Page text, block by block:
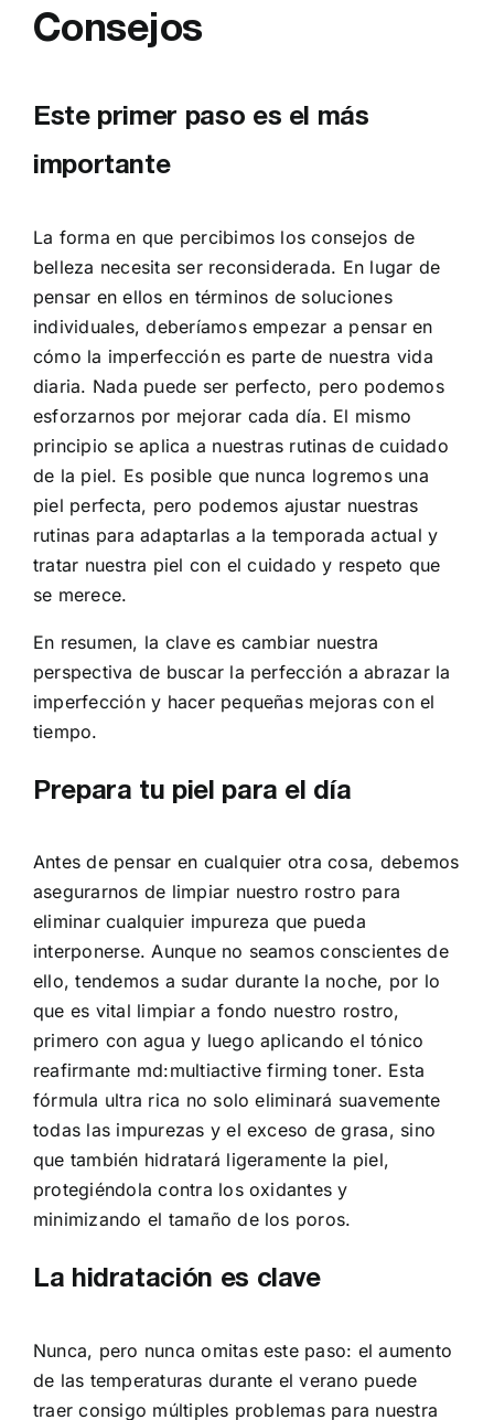
Consejos
Este primer paso es el más
importante
La forma en que percibimos los consejos de
belleza necesita ser reconsiderada. En lugar de
pensar en ellos en términos de soluciones
individuales, deberíamos empezar a pensar en
cómo la imperfección es parte de nuestra vida
diaria. Nada puede ser perfecto, pero podemos
esforzarnos por mejorar cada día. El mismo
principio se aplica a nuestras rutinas de cuidado
de la piel. Es posible que nunca logremos una
piel perfecta, pero podemos ajustar nuestras
rutinas para adaptarlas a la temporada actual y
tratar nuestra piel con el cuidado y respeto que
se merece.
En resumen, la clave es cambiar nuestra
perspectiva de buscar la perfección a abrazar la
imperfección y hacer pequeñas mejoras con el
tiempo.
Prepara tu piel para el día
Antes de pensar en cualquier otra cosa, debemos
asegurarnos de limpiar nuestro rostro para
eliminar cualquier impureza que pueda
interponerse. Aunque no seamos conscientes de
ello, tendemos a sudar durante la noche, por lo
que es vital limpiar a fondo nuestro rostro,
primero con agua y luego aplicando el tónico
reafirmante md:multiactive firming toner. Esta
fórmula ultra rica no solo eliminará suavemente
todas las impurezas y el exceso de grasa, sino
que también hidratará ligeramente la piel,
protegiéndola contra los oxidantes y
minimizando el tamaño de los poros.
La hidratación es clave
Nunca, pero nunca omitas este paso: el aumento
de las temperaturas durante el verano puede
traer consigo múltiples problemas para nuestra